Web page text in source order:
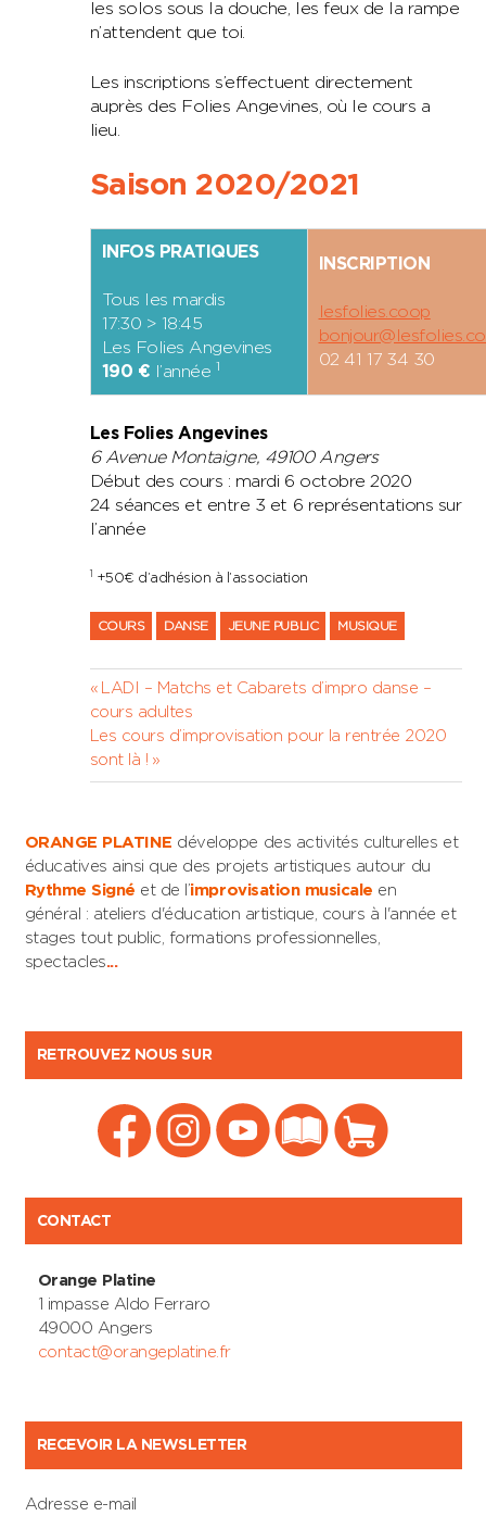
les solos sous la douche, les feux de la rampe
n’attendent que toi.
Les inscriptions s’effectuent directement
auprès des Folies Angevines, où le cours a
lieu.
Saison 2020/2021
INFOS PRATIQUES
Tous les mardis
17:30 > 18:45
Les Folies Angevines
190 € l’année 1
INSCRIPTION
lesfolies.coop
02 41 17 34 30
Les Folies Angevines
6 Avenue Montaigne, 49100 Angers
Début des cours : mardi 6 octobre 2020
24 séances et entre 3 et 6 représentations sur
l’année
1 +50€ d’adhésion à l’association
COURS DANSE JEUNE PUBLIC MUSIQUE
Navigation
de
l’article
Previous
Post:
LADI – Matchs et Cabarets d’impro danse –
cours adultes
Next
Post:
Les cours d’improvisation pour la rentrée 2020
sont là !
ORANGE PLATINE développe des activités culturelles et
éducatives ainsi que des projets artistiques autour du
Rythme Signé et de l’improvisation musicale en
général : ateliers d'éducation artistique, cours à l'année et
stages tout public, formations professionnelles,
spectacles...
RETROUVEZ NOUS SUR
CONTACT
Orange Platine
1 impasse Aldo Ferraro
49000 Angers
contact@orangeplatine.fr
RECEVOIR LA NEWSLETTER
Adresse e-mail